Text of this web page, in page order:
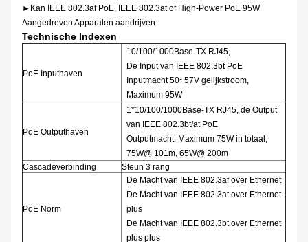
►Kan IEEE 802.3af PoE, IEEE 802.3at of High-Power PoE 95W
Aangedreven Apparaten aandrijven
Technische Indexen
PoE Inputhaven
10/100/1000Base-TX RJ45,
De Input van IEEE 802.3bt PoE
Inputmacht 50~57V gelijkstroom,
Maximum 95W
PoE Outputhaven
1*10/100/1000Base-TX RJ45, de Output
van IEEE 802.3bt/at PoE
Outputmacht: Maximum 75W in totaal,
75W@ 101m, 65W@ 200m
Cascadeverbinding
Steun 3 rang
PoE Norm
De Macht van IEEE 802.3af over Ethernet
De Macht van IEEE 802.3at over Ethernet
plus
De Macht van IEEE 802.3bt over Ethernet
plus plus